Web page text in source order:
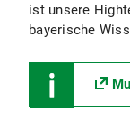
ist unsere
bayerische